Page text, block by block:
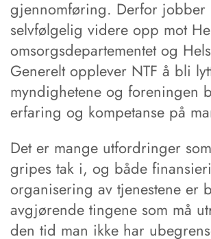
gjennomføring. Derfor jobber
selvfølgelig videre opp mot
omsorgsdepartementet og
Generelt opplever NTF å bli
myndighetene og foreningen
erfaring og kompetanse på
Det er mange utfordringer
gripes tak i, og både
organisering av tjenestene er
avgjørende tingene som må
den tid man ikke har